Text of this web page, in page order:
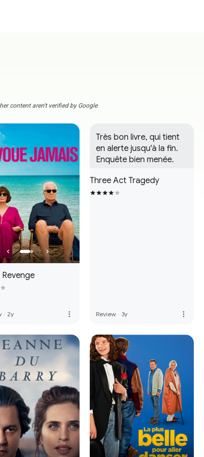
content aren't verified by Google
Revenge
· 2y more_vert
Très bon livre, qui tient
en alerte jusqu'à la fin.
Enquête bien menée.
Three Act Tragedy
Review · 3y more_vert